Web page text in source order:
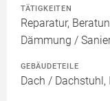
TÄTIGKEITEN
Reparatur,
Dämmung /
GEBÄUDETEILE
Dach / Dachstuhl,